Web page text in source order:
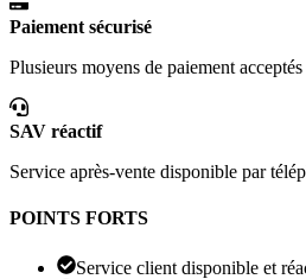
Paiement sécurisé
Plusieurs moyens de paiement acceptés
SAV réactif
Service après-vente disponible par
POINTS FORTS
Service client disponible et